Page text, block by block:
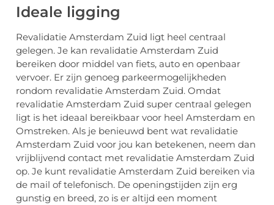
Ideale ligging
Revalidatie Amsterdam Zuid ligt heel centraal
gelegen. Je kan revalidatie Amsterdam Zuid
bereiken door middel van fiets, auto en openbaar
vervoer. Er zijn genoeg parkeermogelijkheden
rondom revalidatie Amsterdam Zuid. Omdat
revalidatie Amsterdam Zuid super centraal gelegen
ligt is het ideaal bereikbaar voor heel Amsterdam en
Omstreken. Als je benieuwd bent wat revalidatie
Amsterdam Zuid voor jou kan betekenen, neem dan
vrijblijvend contact met revalidatie Amsterdam Zuid
op. Je kunt revalidatie Amsterdam Zuid bereiken via
de mail of telefonisch. De openingstijden zijn erg
gunstig en breed, zo is er altijd een moment